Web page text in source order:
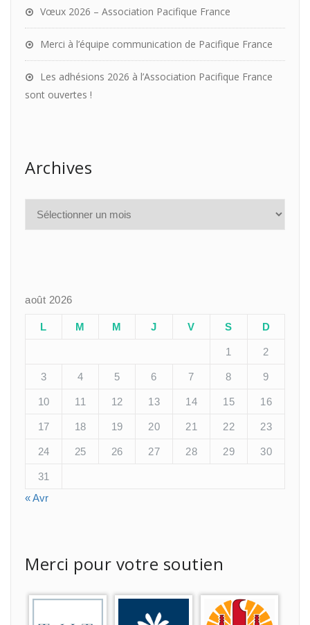
Vœux 2026 – Association Pacifique France
Merci à l’équipe communication de Pacifique France
Les adhésions 2026 à l’Association Pacifique France
sont ouvertes !
Archives
août 2026
L M M J V S D
1 2
3 4 5 6 7 8 9
10 11 12 13 14 15 16
17 18 19 20 21 22 23
24 25 26 27 28 29 30
31
« Avr
Merci pour votre soutien